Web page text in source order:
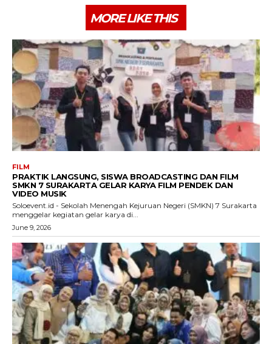
MORE LIKE THIS
FILM
PRAKTIK LANGSUNG, SISWA BROADCASTING DAN FILM
SMKN 7 SURAKARTA GELAR KARYA FILM PENDEK DAN
VIDEO MUSIK
Soloevent.id - Sekolah Menengah Kejuruan Negeri (SMKN) 7 Surakarta
menggelar kegiatan gelar karya di...
June 9, 2026